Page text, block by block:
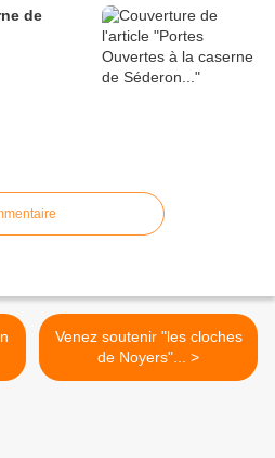
de
Venez soutenir "les cloches
de Noyers"... >